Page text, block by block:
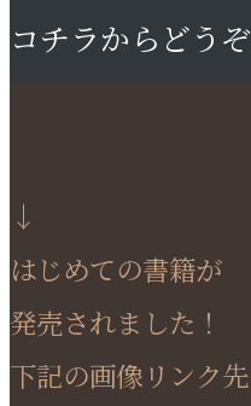
コチラからどうぞ
↓
はじめての書籍が
発売されました！
下記の画像リンク先